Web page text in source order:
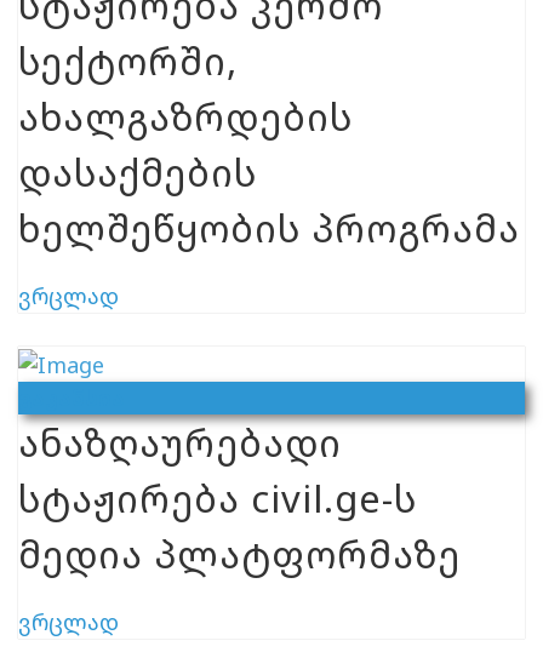
სექტორში,
ახალგაზრდების
დასაქმების
ხელშეწყობის პროგრამა
ვრცლად
ანაზღაურებადი
სტაჟირება civil.ge-ს
მედია პლატფორმაზე
ვრცლად